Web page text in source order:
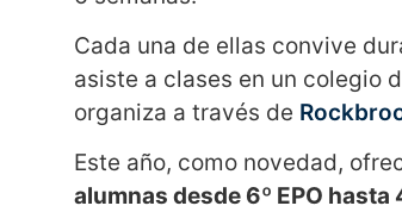
Cada una de ellas convive
asiste a clases en un colegio
organiza a través de
Este año, como novedad,
alumnas desde 6º EPO hasta